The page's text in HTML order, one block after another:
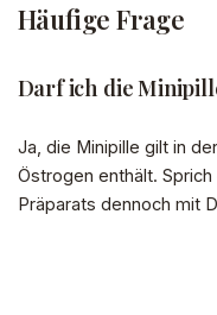
Häufige Frage
Darf ich die
Ja, die Minipille gilt in
Östrogen enthält.
Präparats dennoch mit